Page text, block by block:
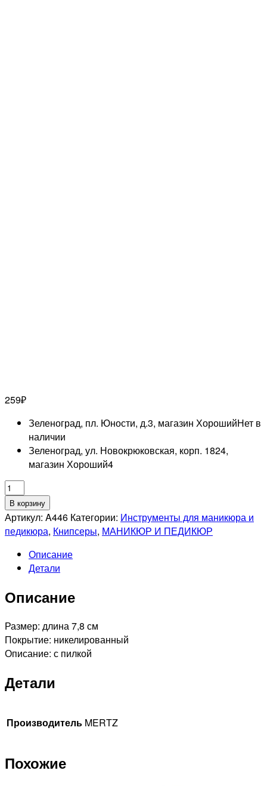
259₽
Зеленоград, пл. Юности, д.3, магазин ХорошийНет в
наличии
Зеленоград, ул. Новокрюковская, корп. 1824,
магазин Хороший4
Количество
товара
MERTZ
A446
пилкой
ногтей
В корзину
Артикул: A446 Категории: Инструменты для маникюра и
педикюра, Книпсеры, МАНИКЮР И ПЕДИКЮР
Описание
Детали
Описание
Размер: длина 7,8 см
Покрытие: никелированный
Описание: с пилкой
Детали
Производитель MERTZ
Похожие